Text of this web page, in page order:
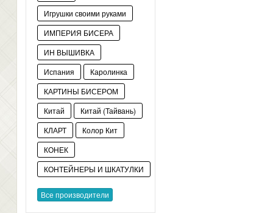
Игрушки своими руками
ИМПЕРИЯ БИСЕРА
ИН ВЫШИВКА
Испания
Каролинка
КАРТИНЫ БИСЕРОМ
Китай
Китай (Тайвань)
КЛАРТ
Колор Кит
КОНЕК
КОНТЕЙНЕРЫ И ШКАТУЛКИ
Все производители